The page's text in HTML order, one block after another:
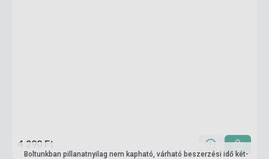
4 290 Ft
Boltunkban pillanatnyilag nem kapható, várható beszerzési idő két-